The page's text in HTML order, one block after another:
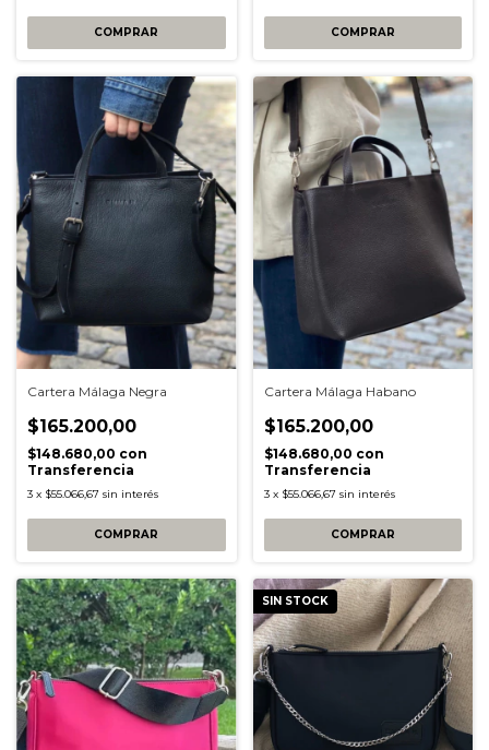
Cartera Málaga Negra
$165.200,00
$148.680,00 con
Transferencia
3 x $55.066,67 sin interés
Cartera Málaga Habano
$165.200,00
$148.680,00 con
Transferencia
3 x $55.066,67 sin interés
SIN STOCK